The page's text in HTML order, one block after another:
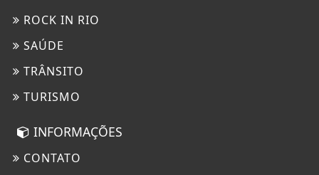
ROCK IN RIO
SAÚDE
TRÂNSITO
TURISMO
INFORMAÇÕES
CONTATO